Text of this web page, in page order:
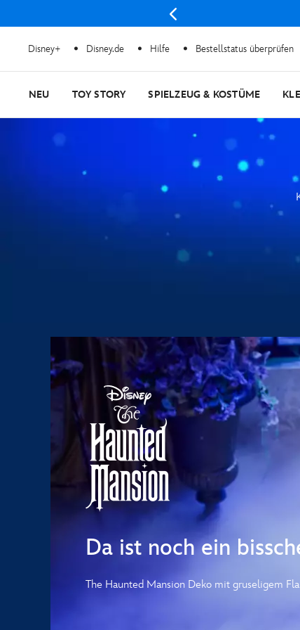
Disney+ Disney.de Hilfe Bestellstatus überprüfen
NEU TOY STORY SPIELZEUG & KOSTÜME
Da ist noch ein
The Haunted Mansion Deko mit gruseligem